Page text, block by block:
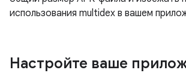
использования multidex в вашем
Настройте ваше